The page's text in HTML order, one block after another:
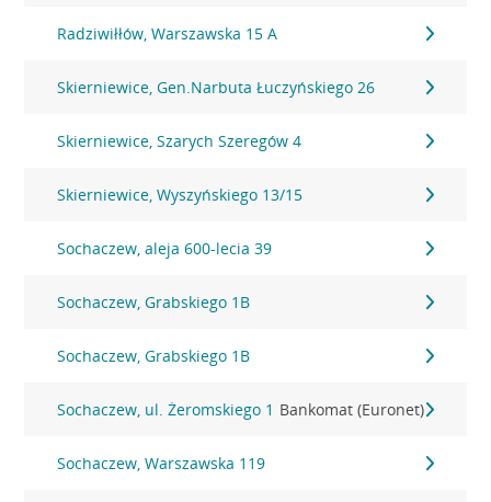
Radziwiłłów, Warszawska 15 A
Skierniewice, Gen.Narbuta Łuczyńskiego 26
Skierniewice, Szarych Szeregów 4
Skierniewice, Wyszyńskiego 13/15
Sochaczew, aleja 600-lecia 39
Sochaczew, Grabskiego 1B
Sochaczew, Grabskiego 1B
Sochaczew, ul. Żeromskiego 1 Bankomat (Euronet)
Sochaczew, Warszawska 119